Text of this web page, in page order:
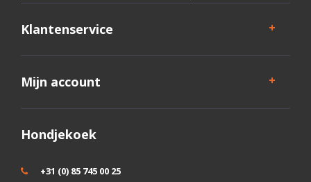
Klantenservice
Mijn account
Hondjekoek
+31 (0) 85 745 00 25